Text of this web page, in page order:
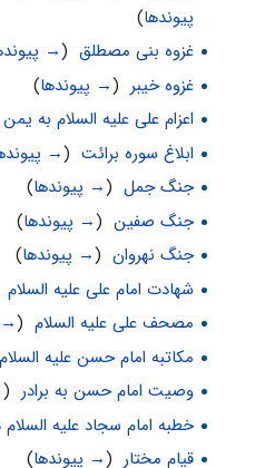
پیوندها)
غزوه بنى مصطلق‏
(
→
غزوه خیبر‏
(→ پیوندها)
اعزام علی علیه السلام به یمن‏
ابلاغ سوره برائت‏
(
→
جنگ جمل‏
(→ پیوندها)
جنگ صفین‏
(→ پیوندها)
جنگ نهروان‏
(→ پیوندها)
شهادت امام علی علیه السلام‏
مصحف على علیه السلام‏
(
→
مکاتبه امام حسن علیه
وصیت امام حسن به برادر‏
(
خطبه امام سجاد علیه
قیام مختار‏
(→ پیوندها)